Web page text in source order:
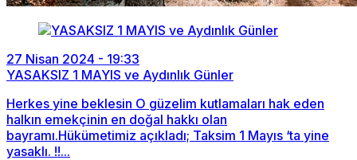
27 Nisan 2024 - 19:33
YASAKSIZ 1 MAYIS ve Aydınlık Günler
Herkes yine beklesin O güzelim kutlamaları hak eden
halkın emekçinin en doğal hakkı olan
bayramı.Hükümetimiz açıkladı; Taksim 1 Mayıs ‘ta yine
yasaklı. !!...